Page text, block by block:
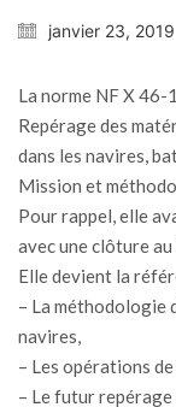
janvier 23, 2019
La norme NF X
Repérage des
dans les navires,
Mission et
Pour rappel, elle
avec une clôture
Elle devient la
– La méthodologie
navires,
– Les opérations
– Le futur